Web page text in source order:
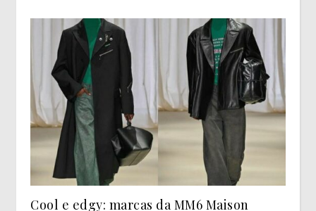
Cool e edgy: marcas da MM6 Maison